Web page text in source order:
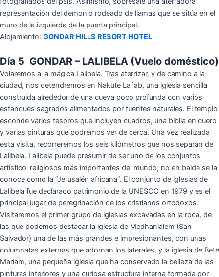
representación del demonio rodeado de llamas que se sitúa en el
muro de la izquierda de la puerta principal.
Alojamiento: GONDAR HILLS RESORT HOTEL
Día 5 GONDAR – LALIBELA (Vuelo doméstico)
Volaremos a la mágica Lalibela. Tras aterrizar, y de camino a la
ciudad, nos detendremos en Nakute La´ab, una iglesia sencilla
construida alrededor de una cueva poco profunda con varios
estanques sagrados alimentados por fuentes naturales. El templo
esconde varios tesoros que incluyen cuadros, una biblia en cuero
y varias pinturas que podremos ver de cerca. Una vez realizada
esta visita, recorreremos los seis kilómetros que nos separan de
Lalibela. Lalibela puede presumir de ser uno de los conjuntos
artístico-religiosos más importantes del mundo; no en balde se la
conoce como la “Jerusalén africana”. El conjunto de iglesias de
Lalibela fue declarado patrimonio de la UNESCO en 1979 y es el
principal lugar de peregrinación de los cristianos ortodoxos.
Visitaremos el primer grupo de iglesias excavadas en la roca, de
las que podemos destacar la iglesia de Medhanialem (San
Salvador) una de las más grandes e impresionantes, con unas
columnatas externas que adornan los laterales, y la iglesia de Bete
Mariam, una pequeña iglesia que ha conservado la belleza de las
pinturas interiores y una curiosa estructura interna formada por